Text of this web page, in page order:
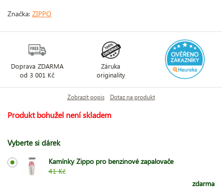
Značka: ZIPPO
Doprava ZDARMA
od 3 001 Kč
Záruka
originality
Zobrazit popis Dotaz na produkt
Produkt bohužel není skladem
Vyberte si dárek
Kamínky Zippo pro benzinové zapalovače
41 Kč
zdarma